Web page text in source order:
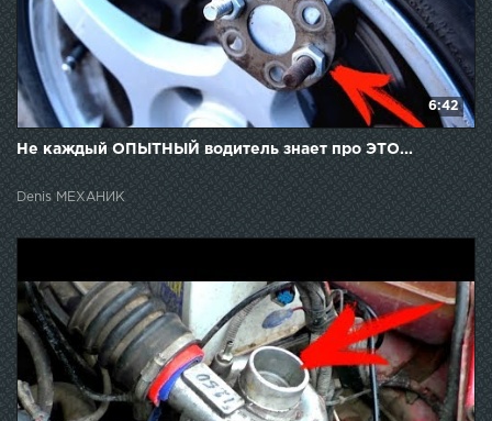
6:42
Не каждый ОПЫТНЫЙ водитель знает про ЭТО...
Denis МЕХАНИК